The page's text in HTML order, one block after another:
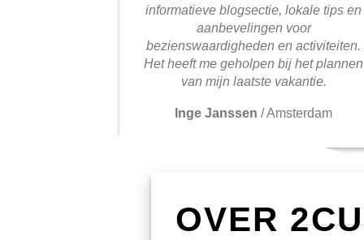
informatieve blogsectie, lokale tips en
aanbevelingen voor
bezienswaardigheden en activiteiten.
Het heeft me geholpen bij het plannen
van mijn laatste vakantie.
Inge Janssen /Amsterdam
OVER